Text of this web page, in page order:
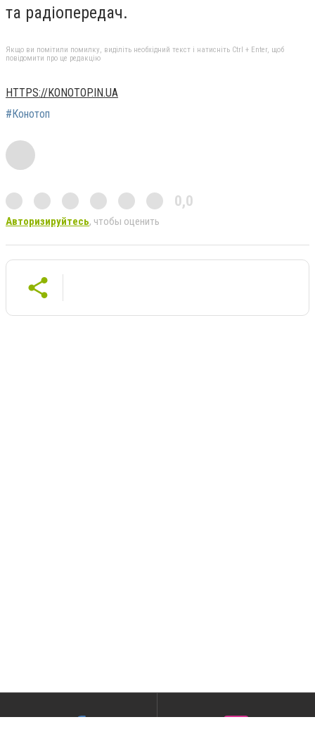
та радіопередач.
Якщо ви помітили помилку, виділіть необхідний текст і натисніть Ctrl + Enter, щоб
повідомити про це редакцію
HTTPS://KONOTOP.IN.UA
#Конотоп
0,0
Авторизируйтесь, чтобы оценить